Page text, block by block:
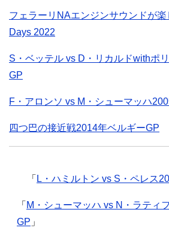
フェラーリNAエンジンサウンドが
Days 2022
S・ベッテル vs D・リカルドwithポ
GP
F・アロンソ vs M・シューマッハ
四つ巴の接近戦2014年ベルギーGP
「 L・ハミルトン vs S・ペレス
「 M・シューマッハ vs N・ラティ
GP 」